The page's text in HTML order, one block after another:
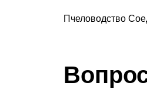
Пчеловодство